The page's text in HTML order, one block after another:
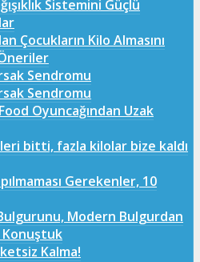
Sistemini Güçlü
Çocukların Kilo Almasını
Sendromu
Sendromu
Oyuncağından Uzak
bitti, fazla kilolar bize kaldı
Gerekenler, 10
Modern Bulgurdan
Konuştuk
Kalma!